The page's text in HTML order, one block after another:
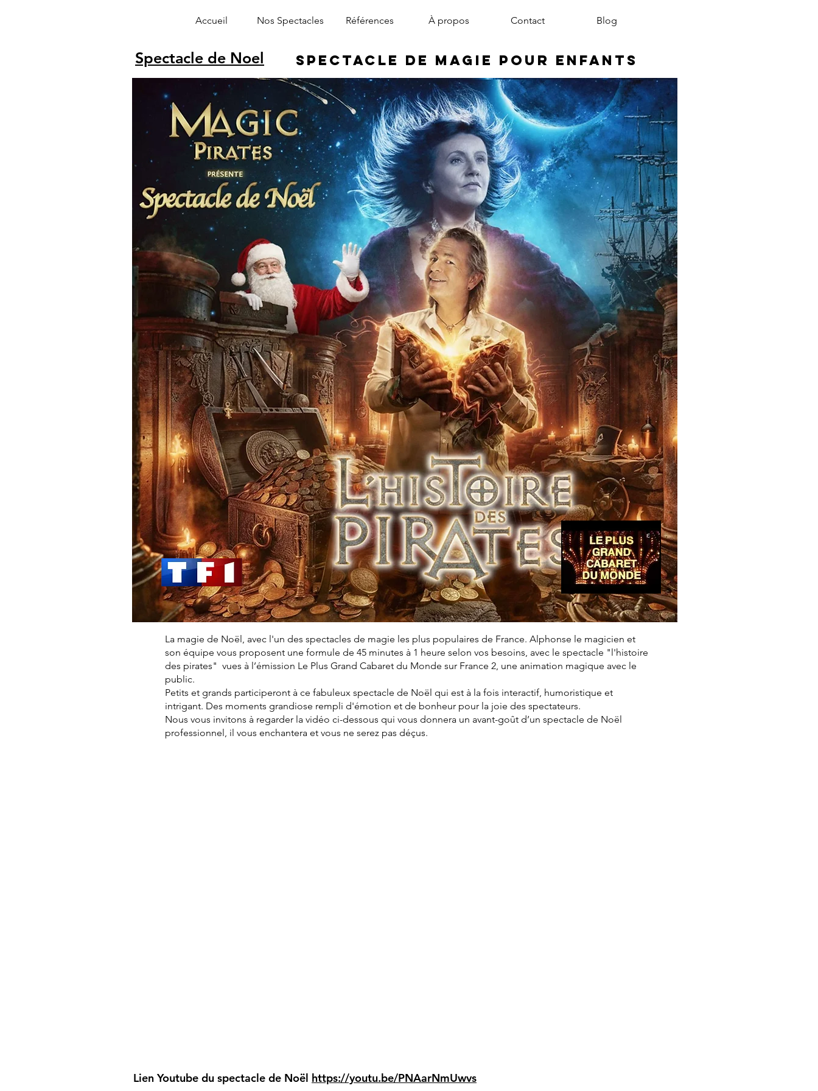
Accueil Nos Spectacles Références À propos Contact Blog
Spectacle de Noel Spectacle de Magie pour enfants
Alphonse le magicien arbre de noël
La magie de Noël, avec l'un des spectacles de magie les plus populaires de France. Alphonse le magicien et
son équipe vous proposent une formule de 45 minutes à 1 heure selon vos besoins, avec le spectacle "l'histoire
des pirates" vues à l’émission Le Plus Grand Cabaret du Monde sur France 2, une animation magique avec le
public.
Petits et grands participeront à ce fabuleux spectacle de Noël qui est à la fois interactif, humoristique et
intrigant. Des moments grandiose rempli d'émotion et de bonheur pour la joie des spectateurs.
Nous vous invitons à regarder la vidéo ci-dessous qui vous donnera un avant-goût d’un spectacle de Noël
professionnel, il vous enchantera et vous ne serez pas déçus.
Lien Youtube du spectacle de Noël https://youtu.be/PNAarNmUwvs